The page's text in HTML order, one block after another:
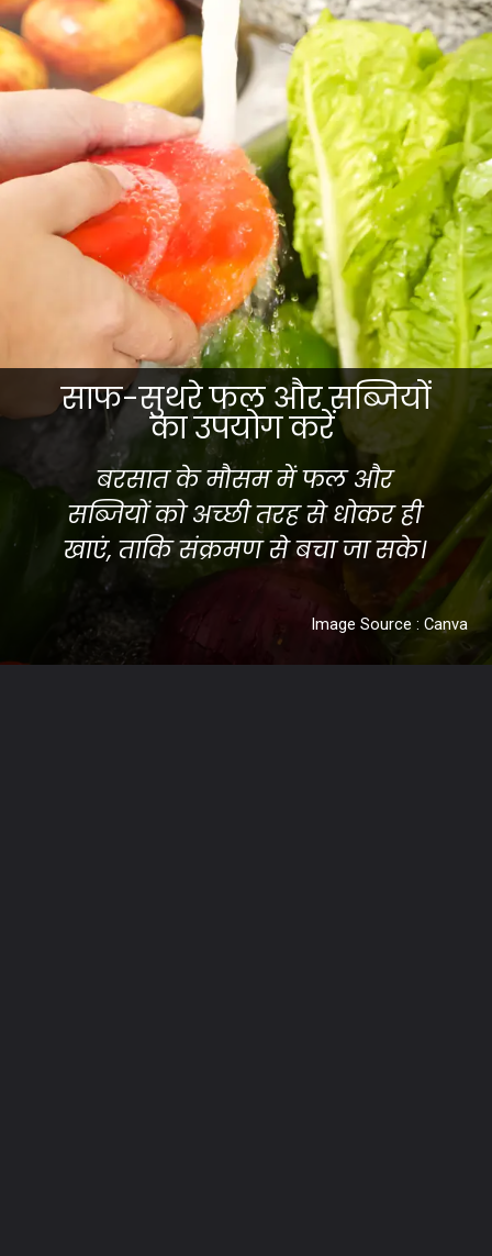
साफ-सुथरे फल और सब्जियों
का उपयोग करें
बरसात के मौसम में फल और
सब्जियों को अच्छी तरह से धोकर ही
खाएं, ताकि संक्रमण से बचा जा सके।
Image Source : Canva